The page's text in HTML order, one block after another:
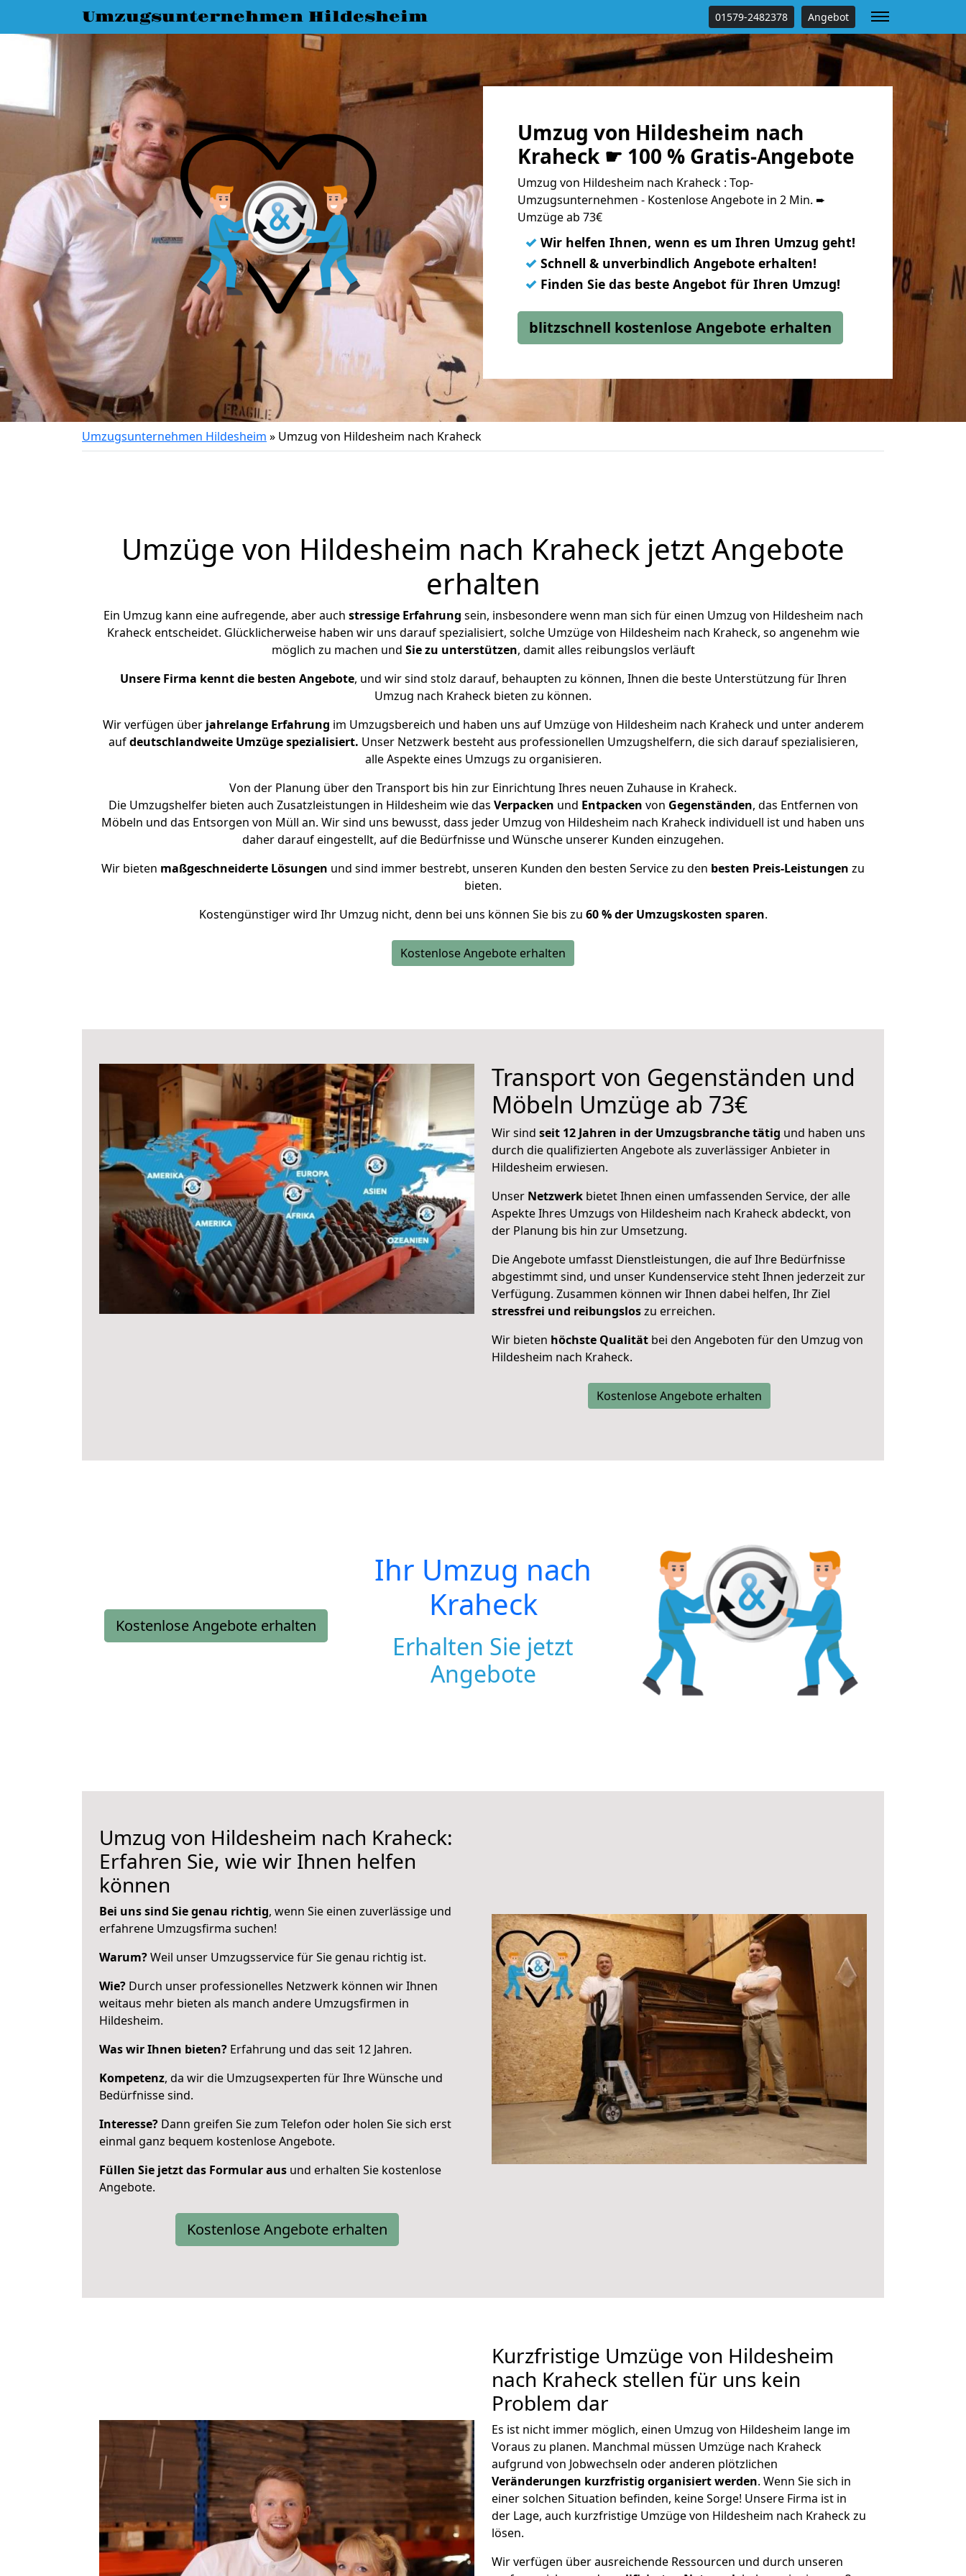
Umzugsunternehmen Hildesheim 01579-2482378 Angebot
Umzug von Hildesheim nach
Kraheck ☛ 100 % Gratis-Angebote
Umzug von Hildesheim nach Kraheck : Top-
Umzugsunternehmen - Kostenlose Angebote in 2 Min. ➨
Umzüge ab 73€
✓ Wir helfen Ihnen, wenn es um Ihren Umzug geht!
✓ Schnell & unverbindlich Angebote erhalten!
✓ Finden Sie das beste Angebot für Ihren Umzug!
blitzschnell kostenlose Angebote erhalten
Umzugsunternehmen Hildesheim » Umzug von Hildesheim nach Kraheck
Umzüge von Hildesheim nach Kraheck jetzt Angebote
erhalten
Ein Umzug kann eine aufregende, aber auch stressige Erfahrung sein, insbesondere wenn man sich für einen Umzug von Hildesheim nach
Kraheck entscheidet. Glücklicherweise haben wir uns darauf spezialisiert, solche Umzüge von Hildesheim nach Kraheck, so angenehm wie
möglich zu machen und Sie zu unterstützen, damit alles reibungslos verläuft
Unsere Firma kennt die besten Angebote, und wir sind stolz darauf, behaupten zu können, Ihnen die beste Unterstützung für Ihren
Umzug nach Kraheck bieten zu können.
Wir verfügen überjahrelange Erfahrung im Umzugsbereich und haben uns auf Umzüge von Hildesheim nach Kraheck und unter anderem
aufdeutschlandweite Umzüge spezialisiert. Unser Netzwerk besteht aus professionellen Umzugshelfern, die sich darauf spezialisieren,
alle Aspekte eines Umzugs zu organisieren.
Von der Planung über den Transport bis hin zur Einrichtung Ihres neuen Zuhause in Kraheck.
Die Umzugshelfer bieten auch Zusatzleistungen in Hildesheim wie das Verpacken und Entpacken von Gegenständen, das Entfernen von
Möbeln und das Entsorgen von Müll an. Wir sind uns bewusst, dass jeder Umzug von Hildesheim nach Kraheck individuell ist und haben uns
daher darauf eingestellt, auf die Bedürfnisse und Wünsche unserer Kunden einzugehen.
Wir bieten maßgeschneiderte Lösungen und sind immer bestrebt, unseren Kunden den besten Service zu den besten Preis-Leistungen zu
bieten.
Kostengünstiger wird Ihr Umzug nicht, denn bei uns können Sie bis zu 60 % der Umzugskosten sparen.
Kostenlose Angebote erhalten
Transport von Gegenständen und
Möbeln Umzüge ab 73€
Wir sind seit 12 Jahren in der Umzugsbranche tätig und haben uns
durch die qualifizierten Angebote als zuverlässiger Anbieter in
Hildesheim erwiesen.
Unser Netzwerk bietet Ihnen einen umfassenden Service, der alle
Aspekte Ihres Umzugs von Hildesheim nach Kraheck abdeckt, von
der Planung bis hin zur Umsetzung.
Die Angebote umfasst Dienstleistungen, die auf Ihre Bedürfnisse
abgestimmt sind, und unser Kundenservice steht Ihnen jederzeit zur
Verfügung. Zusammen können wir Ihnen dabei helfen, Ihr Ziel
stressfrei und reibungsloszu erreichen.
Wir bieten höchste Qualität bei den Angeboten für den Umzug von
Hildesheim nach Kraheck.
Kostenlose Angebote erhalten
Kostenlose Angebote erhalten
Ihr Umzug nach
Kraheck
Erhalten Sie jetzt
Angebote
Umzug von Hildesheim nach Kraheck:
Erfahren Sie, wie wir Ihnen helfen
können
Bei uns sind Sie genau richtig, wenn Sie einen zuverlässige und
erfahrene Umzugsfirma suchen!
Warum?Weil unser Umzugsservice für Sie genau richtig ist.
Wie? Durch unser professionelles Netzwerk können wir Ihnen
weitaus mehr bieten als manch andere Umzugsfirmen in
Hildesheim.
Was wir Ihnen bieten? Erfahrung und das seit 12 Jahren.
Kompetenz, da wir die Umzugsexperten für Ihre Wünsche und
Bedürfnisse sind.
Interesse? Dann greifen Sie zum Telefon oder holen Sie sich erst
einmal ganz bequem kostenlose Angebote.
Füllen Sie jetzt das Formular aus und erhalten Sie kostenlose
Angebote.
Kostenlose Angebote erhalten
Kurzfristige Umzüge von Hildesheim
nach Kraheck stellen für uns kein
Problem dar
Es ist nicht immer möglich, einen Umzug von Hildesheim lange im
Voraus zu planen. Manchmal müssen Umzüge nach Kraheck
aufgrund von Jobwechseln oder anderen plötzlichen
Veränderungen kurzfristig organisiert werden. Wenn Sie sich in
einer solchen Situation befinden, keine Sorge! Unsere Firma ist in
der Lage, auch kurzfristige Umzüge von Hildesheim nach Kraheck zu
lösen.
Wir verfügen über ausreichende Ressourcen und durch unseren